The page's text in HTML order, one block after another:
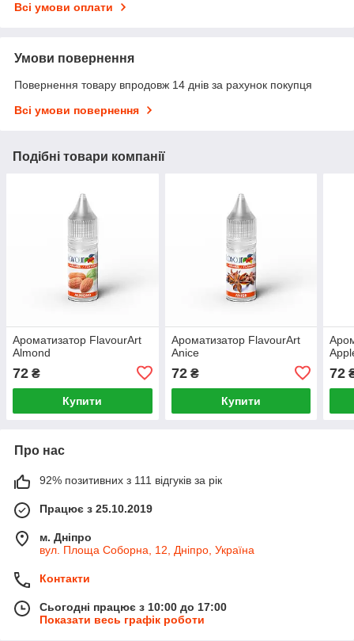
Всі умови оплати
Умови повернення
Повернення товару впродовж 14 днів за рахунок покупця
Всі умови повернення
Подібні товари компанії
Ароматизатор FlavourArt
Almond
72 ₴
Купити
Ароматизатор FlavourArt
Anice
72₴
Купити
72
Про нас
92% позитивних з 111 відгуків за рік
Працює з 25.10.2019
м. Дніпро
вул. Площа Соборна, 12, Дніпро, Україна
Контакти
Сьогодні працює з 10:00 до 17:00
Показати весь графік роботи